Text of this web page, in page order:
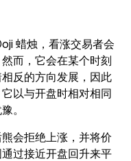
蜡烛，看涨交易者会
而，它会在某个时刻
反的方向发展，因此
以与开盘时相对相同
。
会拒绝上涨，并将价
过接近开盘回升来平